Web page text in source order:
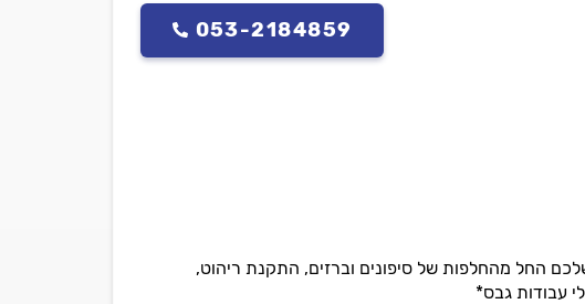
053-2184859
החל מהחלפות של סיפונים וברזים, התקנת ריהוט,
עבודות גבס*